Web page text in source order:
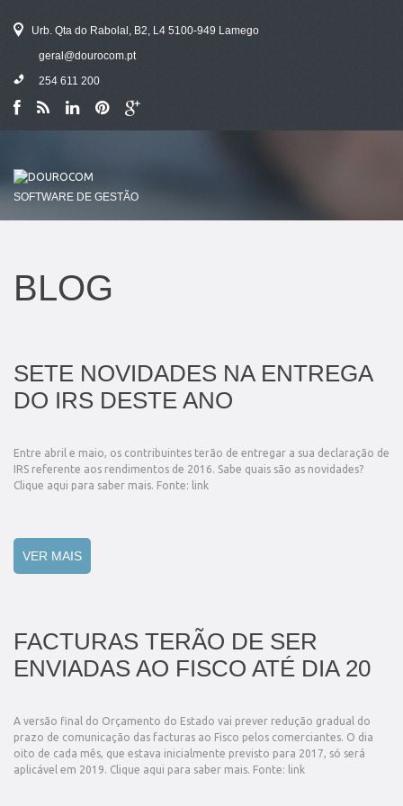
Urb. Qta do Rabolal, B2, L4 5100-949 Lamego
geral@dourocom.pt
254 611 200
SOFTWARE DE GESTÃO
BLOG
SETE NOVIDADES NA ENTREGA
DO IRS DESTE ANO
Entre abril e maio, os contribuintes terão de entregar a sua declaração de
IRS referente aos rendimentos de 2016. Sabe quais são as novidades?
Clique aqui para saber mais. Fonte: link
VER MAIS
FACTURAS TERÃO DE SER
ENVIADAS AO FISCO ATÉ DIA 20
A versão final do Orçamento do Estado vai prever redução gradual do
prazo de comunicação das facturas ao Fisco pelos comerciantes. O dia
oito de cada mês, que estava inicialmente previsto para 2017, só será
aplicável em 2019. Clique aqui para saber mais. Fonte: link